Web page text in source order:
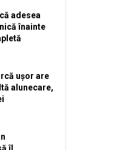
adesea
înainte
ușor are
alunecare,